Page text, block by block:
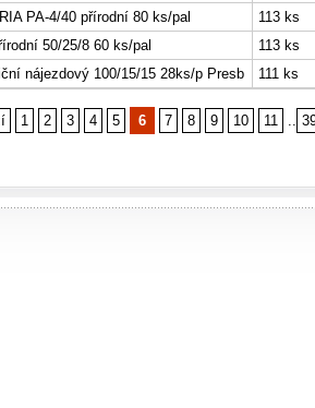
PA-4/40 přírodní 80 ks/pal 113 ks
50/25/8 60 ks/pal 113 ks
nájezdový 100/15/15 28ks/p Presb 111 ks
1 2 3 4 5 6 7 8 9 10 11 ..